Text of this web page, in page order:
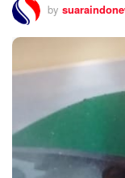
by